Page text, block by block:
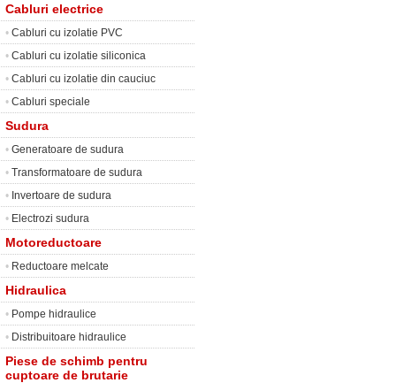
Cabluri electrice
• Cabluri cu izolatie PVC
• Cabluri cu izolatie siliconica
• Cabluri cu izolatie din cauciuc
• Cabluri speciale
Sudura
• Generatoare de sudura
• Transformatoare de sudura
• Invertoare de sudura
• Electrozi sudura
Motoreductoare
• Reductoare melcate
Hidraulica
• Pompe hidraulice
• Distribuitoare hidraulice
Piese de schimb pentru
cuptoare de brutarie